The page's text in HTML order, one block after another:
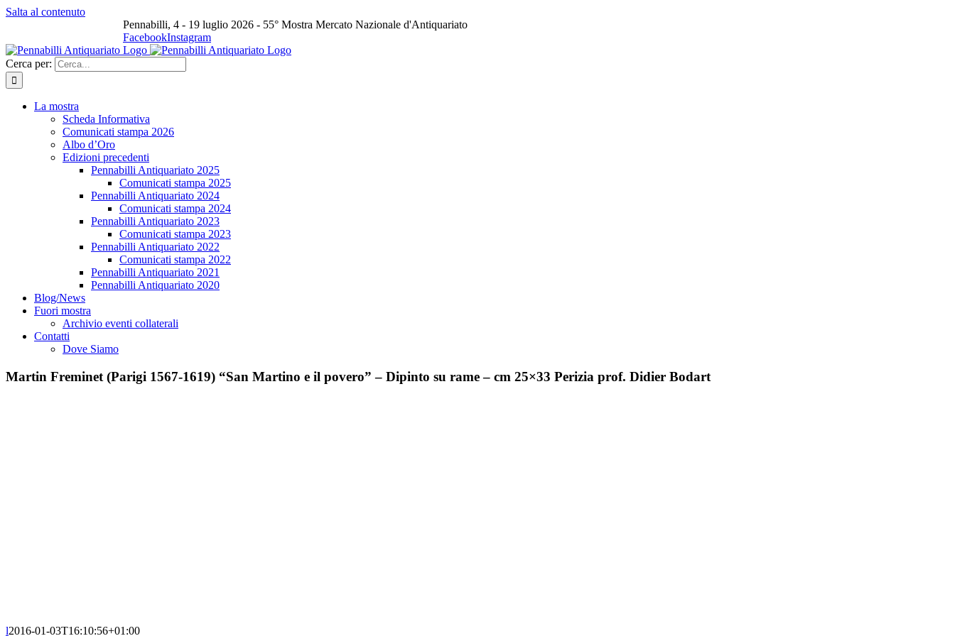
Salta al contenuto
Pennabilli, 4 - 19 luglio 2026 - 55° Mostra Mercato Nazionale d'Antiquariato
FacebookInstagram
Cerca per:
La mostra
Scheda Informativa
Comunicati stampa 2026
Albo d’Oro
Edizioni precedenti
Pennabilli Antiquariato 2025
Comunicati stampa 2025
Pennabilli Antiquariato 2024
Comunicati stampa 2024
Pennabilli Antiquariato 2023
Comunicati stampa 2023
Pennabilli Antiquariato 2022
Comunicati stampa 2022
Pennabilli Antiquariato 2021
Pennabilli Antiquariato 2020
Blog/News
Fuori mostra
Archivio eventi collaterali
Contatti
Dove Siamo
Martin Freminet (Parigi 1567-1619) “San Martino e il povero” – Dipinto su rame – cm 25×33 Perizia prof. Didier Bodart
l2016-01-03T16:10:56+01:00